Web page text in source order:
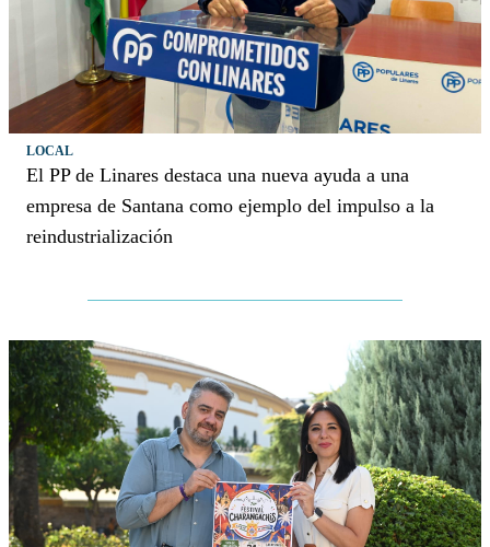
LOCAL
El PP de Linares destaca una nueva ayuda a una
empresa de Santana como ejemplo del impulso a la
reindustrialización